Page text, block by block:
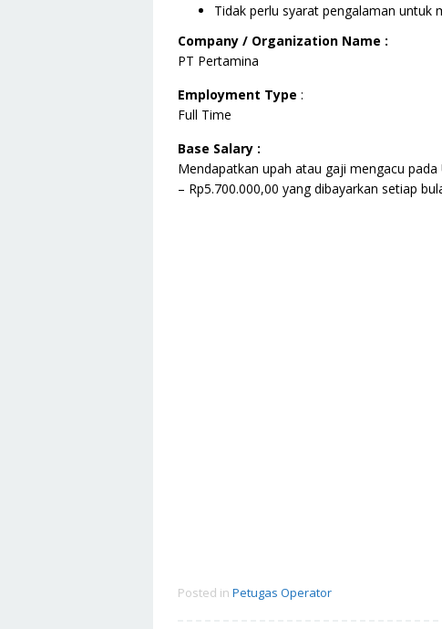
Tidak perlu syarat pengalaman untuk
Company / Organization Name :
PT Pertamina
Employment Type :
Full Time
Base Salary :
Mendapatkan upah atau gaji mengacu
– Rp5.700.000,00 yang dibayarkan setiap
Posted in Petugas Operator